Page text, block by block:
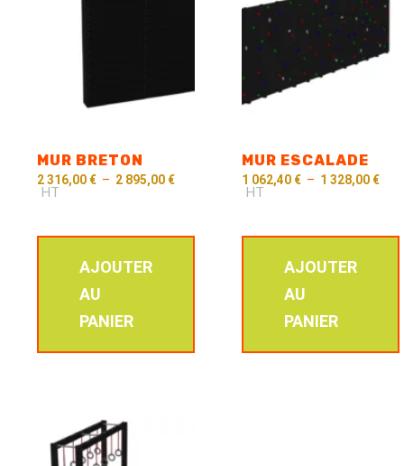
MUR BRETON
2 316,00 € – 2 895,00 €
HT
AJOUTER
AU
PANIER
MUR ESCALADE
1 062,40 € – 1 328,00 €
HT
AJOUTER
AU
PANIER